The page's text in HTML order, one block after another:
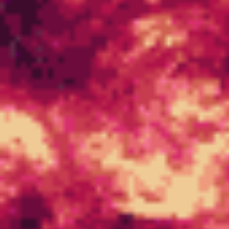
Entrelaçamento Quântico
no Espaço-tempo
Entrelaçando-se no espaço-tempo Centenas de
pesquisadores do projeto colaborativo chamado de “It
from Qubit” dizem que o espaço e o tempo podem surgir
a partir do entrelaçamento quântico de pequenos pedaços
de informações. “O mundo inteiro é um palco…”,